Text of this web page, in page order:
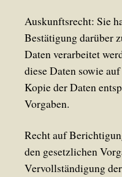
Auskunftsrecht: Sie
Bestätigung darüber
Daten verarbeitet
diese Daten sowie
Kopie der Daten
Vorgaben.
Recht auf
den gesetzlichen
Vervollständigung